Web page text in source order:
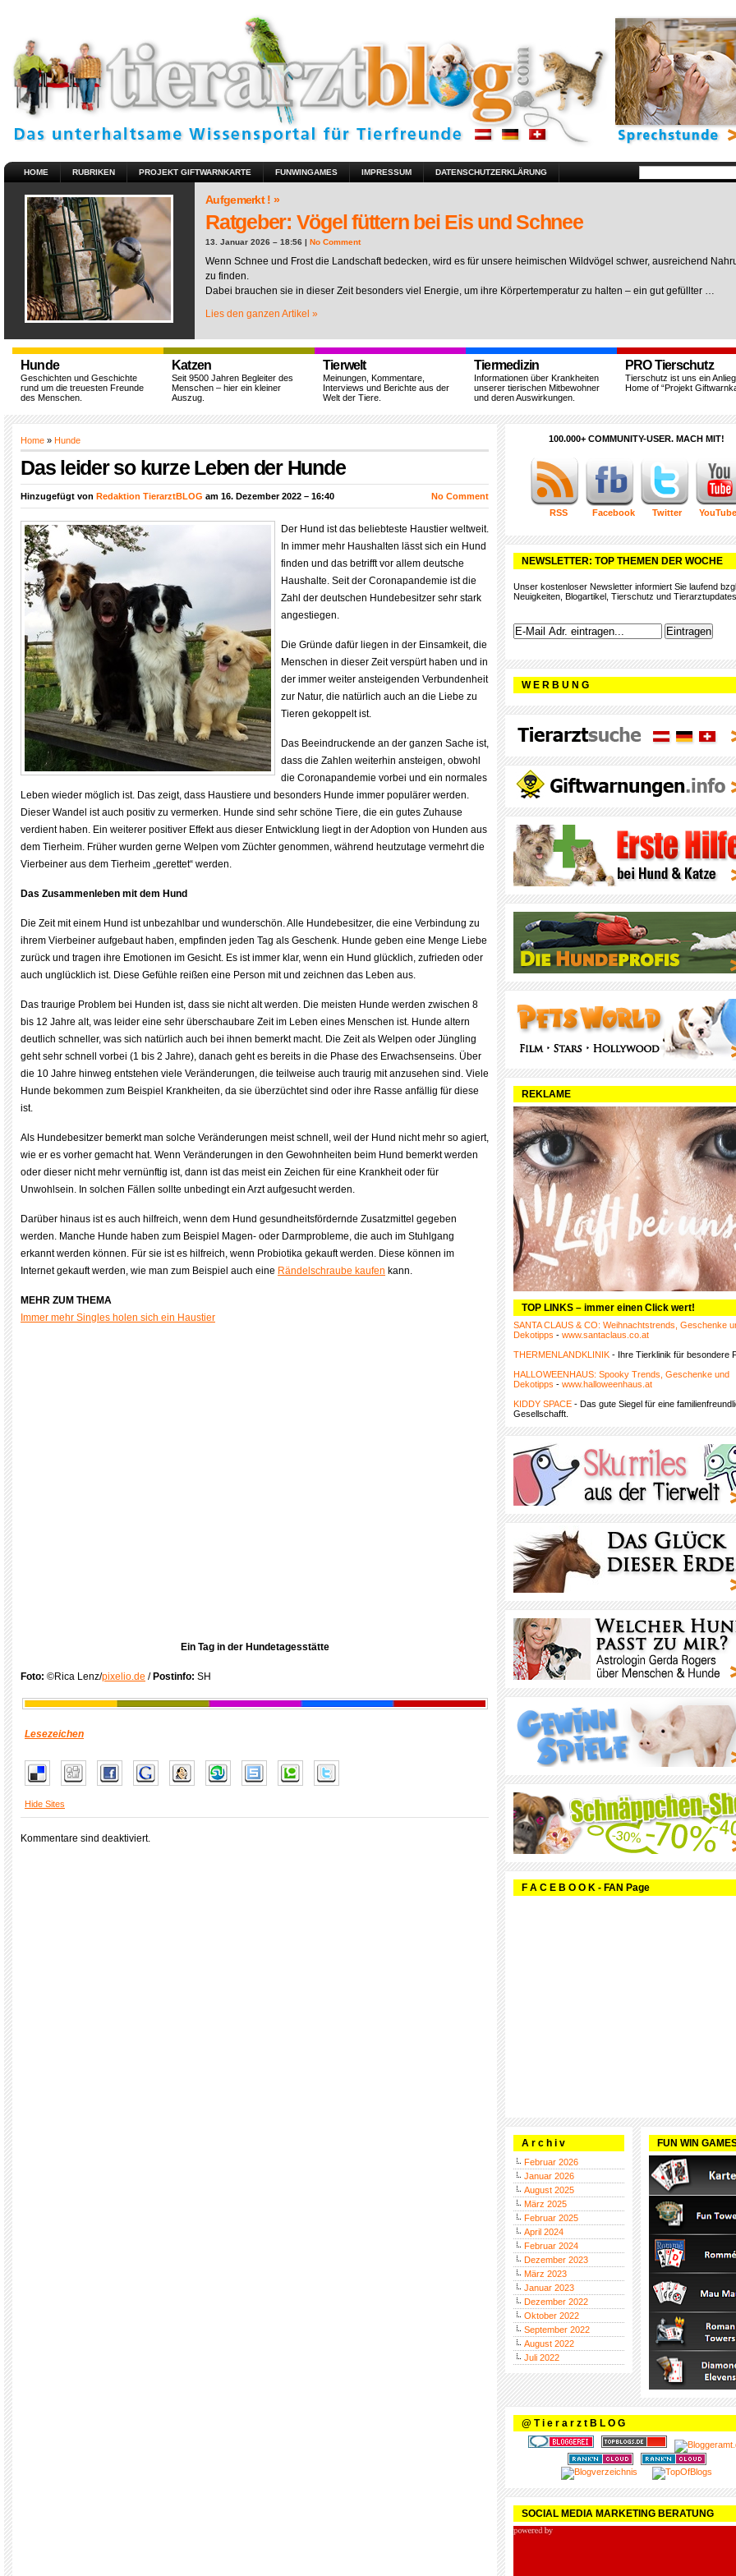
HOME RUBRIKEN PROJEKT GIFTWARNKARTE FUNWINGAMES IMPRESSUM DATENSCHUTZERKLÄRUNG
Aufgemerkt ! »
Ratgeber: Vögel füttern bei Eis und Schnee
13. Januar 2026 – 18:56 | No Comment
Wenn Schnee und Frost die Landschaft bedecken, wird es für unsere heimischen Wildvögel schwer, ausreichend
zu finden.
Dabei brauchen sie in dieser Zeit besonders viel Energie, um ihre Körpertemperatur zu halten – ein gut gefüllter …
Lies den ganzen Artikel »
Hunde
Geschichten und Geschichte
rund um die treuesten Freunde
des Menschen.
Katzen
Seit 9500 Jahren Begleiter des
Menschen – hier ein kleiner
Auszug.
Tierwelt
Meinungen, Kommentare,
Interviews und Berichte aus der
Welt der Tiere.
Tiermedizin
Informationen über Krankheiten
unserer tierischen Mitbewohner
und deren Auswirkungen.
PRO Tierschutz
Tierschutz ist uns ein
Home of “Projekt
Home » Hunde
Das leider so kurze Leben der Hunde
Hinzugefügt von Redaktion TierarztBLOG am 16. Dezember 2022 – 16:40 No Comment
Der Hund ist das beliebteste Haustier weltweit.
In immer mehr Haushalten lässt sich ein Hund
finden und das betrifft vor allem deutsche
Haushalte. Seit der Coronapandemie ist die
Zahl der deutschen Hundebesitzer sehr stark
angestiegen.
Die Gründe dafür liegen in der Einsamkeit, die
Menschen in dieser Zeit verspürt haben und in
der immer weiter ansteigenden Verbundenheit
zur Natur, die natürlich auch an die Liebe zu
Tieren gekoppelt ist.
Das Beeindruckende an der ganzen Sache ist,
dass die Zahlen weiterhin ansteigen, obwohl
die Coronapandemie vorbei und ein normales
Leben wieder möglich ist. Das zeigt, dass Haustiere und besonders Hunde immer populärer werden.
Dieser Wandel ist auch positiv zu vermerken. Hunde sind sehr schöne Tiere, die ein gutes Zuhause
verdient haben. Ein weiterer positiver Effekt aus dieser Entwicklung liegt in der Adoption von Hunden aus
dem Tierheim. Früher wurden gerne Welpen vom Züchter genommen, während heutzutage vermehrt die
Vierbeiner aus dem Tierheim „gerettet“ werden.
Das Zusammenleben mit dem Hund
Die Zeit mit einem Hund ist unbezahlbar und wunderschön. Alle Hundebesitzer, die eine Verbindung zu
ihrem Vierbeiner aufgebaut haben, empfinden jeden Tag als Geschenk. Hunde geben eine Menge Liebe
zurück und tragen ihre Emotionen im Gesicht. Es ist immer klar, wenn ein Hund glücklich, zufrieden oder
auch unglücklich ist. Diese Gefühle reißen eine Person mit und zeichnen das Leben aus.
Das traurige Problem bei Hunden ist, dass sie nicht alt werden. Die meisten Hunde werden zwischen 8
bis 12 Jahre alt, was leider eine sehr überschaubare Zeit im Leben eines Menschen ist. Hunde altern
deutlich schneller, was sich natürlich auch bei ihnen bemerkt macht. Die Zeit als Welpen oder Jüngling
geht sehr schnell vorbei (1 bis 2 Jahre), danach geht es bereits in die Phase des Erwachsenseins. Über
die 10 Jahre hinweg entstehen viele Veränderungen, die teilweise auch traurig mit anzusehen sind. Viele
Hunde bekommen zum Beispiel Krankheiten, da sie überzüchtet sind oder ihre Rasse anfällig für diese
ist.
Als Hundebesitzer bemerkt man solche Veränderungen meist schnell, weil der Hund nicht mehr so agiert,
wie er es vorher gemacht hat. Wenn Veränderungen in den Gewohnheiten beim Hund bemerkt werden
oder dieser nicht mehr vernünftig ist, dann ist das meist ein Zeichen für eine Krankheit oder für
Unwohlsein. In solchen Fällen sollte unbedingt ein Arzt aufgesucht werden.
Darüber hinaus ist es auch hilfreich, wenn dem Hund gesundheitsfördernde Zusatzmittel gegeben
werden. Manche Hunde haben zum Beispiel Magen- oder Darmprobleme, die auch im Stuhlgang
erkannt werden können. Für sie ist es hilfreich, wenn Probiotika gekauft werden. Diese können im
Internet gekauft werden, wie man zum Beispiel auch eine Rändelschraube kaufen kann.
MEHR ZUM THEMA
Immer mehr Singles holen sich ein Haustier
Ein Tag in der Hundetagesstätte
Foto: ©Rica Lenz/pixelio.de / Postinfo: SH
Lesezeichen
Hide Sites
Kommentare sind deaktiviert.
100.000+ COMMUNITY-USER. MACH MIT!
RSS Facebook Twitter YouTube
NEWSLETTER: TOP THEMEN DER WOCHE
Unser kostenloser Newsletter informiert Sie laufend
Neuigkeiten, Blogartikel, Tierschutz und
W E R B U N G
REKLAME
TOP LINKS – immer einen Click wert!
SANTA CLAUS & CO: Weihnachtstrends, Geschenke
Dekotipps - www.santaclaus.co.at
THERMENLANDKLINIK - Ihre Tierklinik für besondere
HALLOWEENHAUS: Spooky Trends, Geschenke und
Dekotipps - www.halloweenhaus.at
KIDDY SPACE - Das gute Siegel für eine
Gesellschafft.
F A C E B O O K - FAN Page
A r c h i v
Februar 2026
Januar 2026
August 2025
März 2025
Februar 2025
April 2024
Februar 2024
Dezember 2023
März 2023
Januar 2023
Dezember 2022
Oktober 2022
September 2022
August 2022
Juli 2022
FUN WIN
@ T i e r a r z t B L O G
SOCIAL MEDIA MARKETING BERATUNG